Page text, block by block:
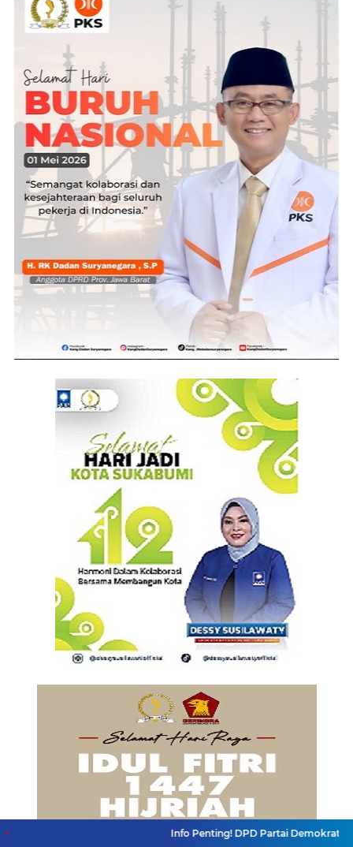
Info Penting! DPD Partai Demokrat Provinsi Jawa